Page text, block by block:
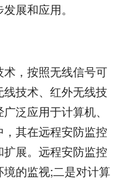
展和应用。
，按照无线信号可
技术、红外无线技
泛应用于计算机、
其在远程安防监控
展。远程安防监控
的监视;二是对计算